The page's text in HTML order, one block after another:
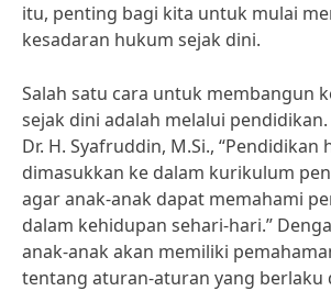
itu, penting bagi kita untuk mulai
kesadaran hukum sejak dini.
Salah satu cara untuk membangun
sejak dini adalah melalui
Dr. H. Syafruddin, M.Si., “Pendidikan
dimasukkan ke dalam kurikulum
agar anak-anak dapat memahami
dalam kehidupan sehari-hari.”
anak-anak akan memiliki
tentang aturan-aturan yang berlaku